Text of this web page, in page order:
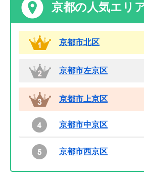
京都の人気エリ
京都市北区
京都市左京区
京都市上京区
京都市中京区
京都市西京区